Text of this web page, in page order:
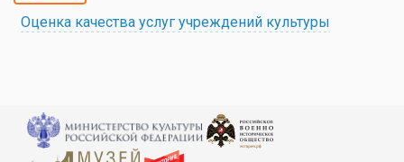
Оценка качества услуг учреждений культуры